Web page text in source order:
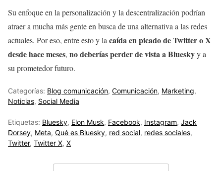
Su enfoque en la personalización y la descentralización podrían
atraer a mucha más gente en busca de una alternativa a las redes
actuales. Por eso, entre esto y la caída en picado de Twitter o X
desde hace meses, no deberías perder de vista a Blueskyy a
su prometedor futuro.
Categorías: Blog comunicación, Comunicación, Marketing,
Noticias, Social Media
Etiquetas: Bluesky, Elon Musk, Facebook, Instagram, Jack
Dorsey, Meta, Qué es Bluesky, red social, redes sociales,
Twitter, Twitter X, X